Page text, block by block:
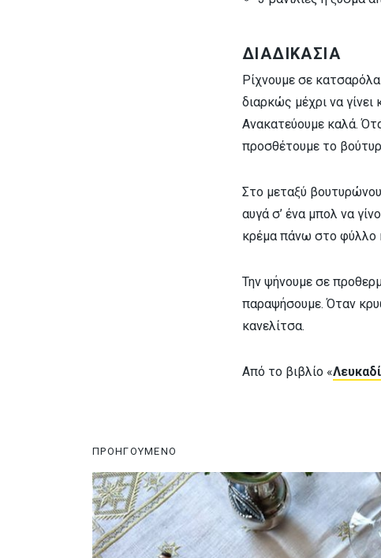
ΔΙΑΔΙΚΑΣΙΑ
Ρίχνουμε σε
διαρκώς μέχρι να γίνει
Ανακατεύουμε καλά.
προσθέτουμε το
Στο μεταξύ
αυγά σ’ ένα μπολ να
κρέμα πάνω στο φύλλο
Την ψήνουμε σε
παραψήσουμε. Όταν
κανελίτσα.
Από το βιβλίο «
ΠΡΟΗΓΟΥΜΕΝΟ